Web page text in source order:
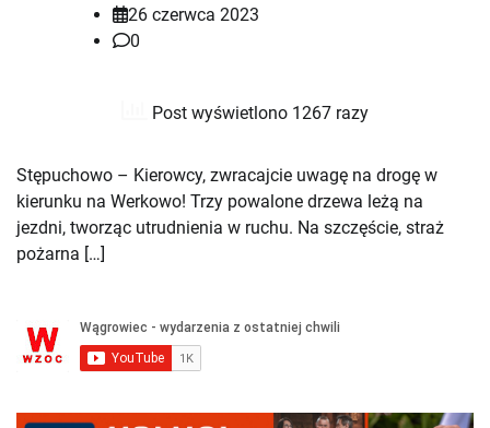
26 czerwca 2023
0
Post wyświetlono 1267 razy
Stępuchowo – Kierowcy, zwracajcie uwagę na drogę w
kierunku na Werkowo! Trzy powalone drzewa leżą na
jezdni, tworząc utrudnienia w ruchu. Na szczęście, straż
pożarna […]